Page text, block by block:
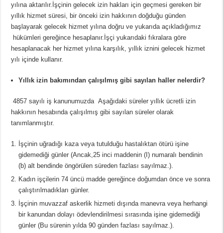
yılına aktarılır.İşçinin gelecek izin hakları için geçmesi gereken bir
yıllık hizmet süresi, bir önceki izin hakkının doğduğu günden
başlayarak gelecek hizmet yılına doğru ve yukarıda açıkladığımız
hükümleri gereğince hesaplanır.İşçi yukarıdaki fıkralara göre
hesaplanacak her hizmet yılına karşılık, yıllık iznini gelecek hizmet
yılı içinde kullanır.
Yıllık izin bakımından çalışılmış gibi sayılan haller nelerdir?
4857 sayılı iş kanunumuzda Aşağıdaki süreler yıllık ücretli izin
hakkının hesabında çalışılmış gibi sayılan süreler olarak
tanımlanmıştır.
İşçinin uğradığı kaza veya tutulduğu hastalıktan ötürü işine
gidemediği günler (Ancak,25 inci maddenin (I) numaralı bendinin
(b) alt bendinde öngörülen süreden fazlası sayılmaz.).
Kadın işçilerin 74 üncü madde gereğince doğumdan önce ve sonra
çalıştırılmadıkları günler.
İşçinin muvazzaf askerlik hizmeti dışında manevra veya herhangi
bir kanundan dolayı ödevlendirilmesi sırasında işine gidemediği
günler (Bu sürenin yılda 90 günden fazlası sayılmaz.).